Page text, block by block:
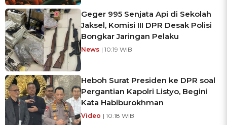
Geger 995 Senjata Api di Sekolah
Jaksel, Komisi III DPR Desak Polisi
Bongkar Jaringan Pelaku
News | 10:19 WIB
Heboh Surat Presiden ke DPR soal
Pergantian Kapolri Listyo, Begini
Kata Habiburokhman
Video | 10:18 WIB